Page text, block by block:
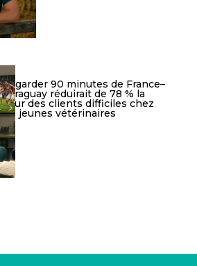
Regarder 90 minutes de France–
Paraguay réduirait de 78 % la
peur des clients difficiles chez
les jeunes vétérinaires